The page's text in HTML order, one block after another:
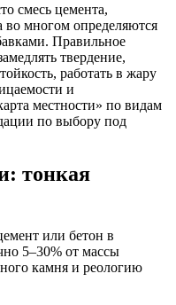
смесь цемента,
во многом определяются
Правильное
твердение,
работать в жару
и
местности» по видам
по выбору под
тонкая
или бетон в
5–30% от массы
камня и реологию